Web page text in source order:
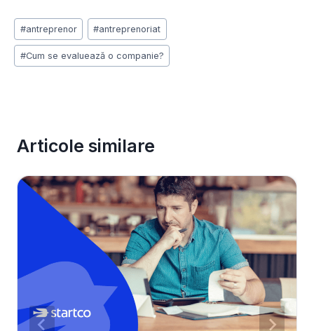
Post
Tags:
#antreprenor #antreprenoriat
#Cum se evaluează o companie?
Articole similare